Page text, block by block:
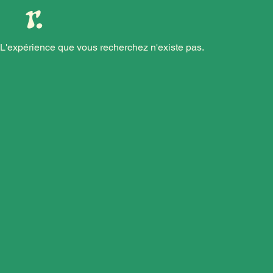
L'expérience que vous recherchez n'existe pas.